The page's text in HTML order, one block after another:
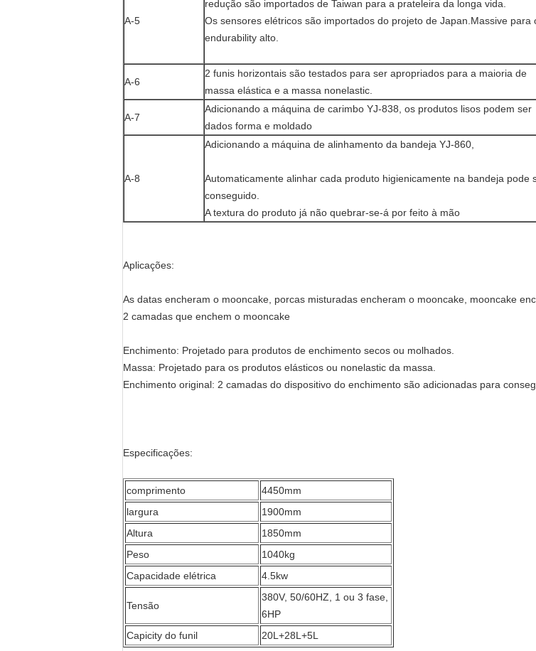
A-5
redução são importados de Taiwan para a prateleira da longa vida.
Os sensores elétricos são importados do projeto de Japan.Massive para
endurability alto.
A-6
2 funis horizontais são testados para ser apropriados para a maioria de
massa elástica e a massa nonelastic.
A-7
Adicionando a máquina de carimbo YJ-838, os produtos lisos podem ser
dados forma e moldado
A-8
Adicionando a máquina de alinhamento da bandeja YJ-860,
Automaticamente alinhar cada produto higienicamente na bandeja pode
conseguido.
A textura do produto já não quebrar-se-á por feito à mão
Aplicações:
As datas encheram o mooncake, porcas misturadas encheram o mooncake, mooncake
2 camadas que enchem o mooncake
Enchimento: Projetado para produtos de enchimento secos ou molhados.
Massa: Projetado para os produtos elásticos ou nonelastic da massa.
Enchimento original: 2 camadas do dispositivo do enchimento são adicionadas para
Especificações:
comprimento
4450mm
largura
1900mm
Altura
1850mm
Peso
1040kg
Capacidade elétrica
4.5kw
Tensão
380V, 50/60HZ, 1 ou 3 fase,
6HP
Capicity do funil
20L+28L+5L